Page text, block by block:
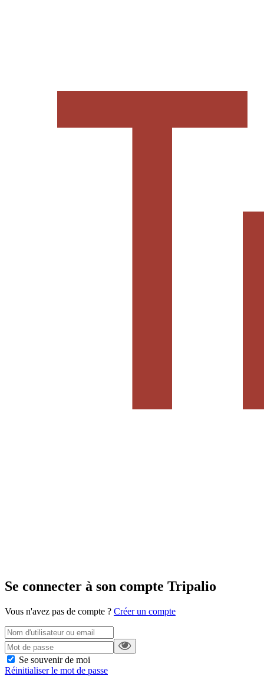
Se connecter à son compte Tripalio
Vous n'avez pas de compte ? Créer un compte
Se souvenir de moi
Réinitialiser le mot de passe